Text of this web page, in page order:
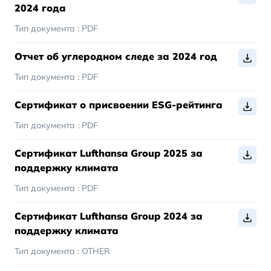
2024 года
Тип документа : PDF
Отчет об углеродном следе за 2024 год
Тип документа : PDF
Сертификат о присвоении ESG-рейтинга
Тип документа : PDF
Сертификат Lufthansa Group 2025 за
поддержку климата
Тип документа : PDF
Сертификат Lufthansa Group 2024 за
поддержку климата
Тип документа : OTHER